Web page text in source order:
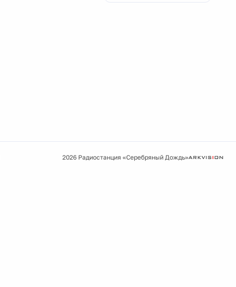
2026 Радиостанция «Серебряный Дождь»